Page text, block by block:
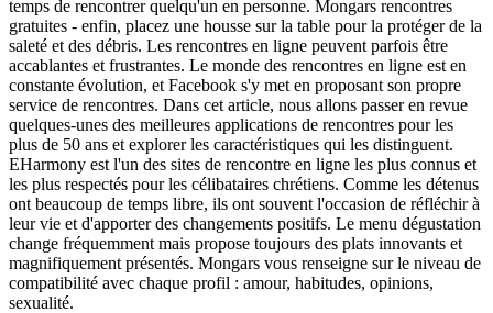
temps de rencontrer quelqu'un en personne. Mongars rencontres
gratuites - enfin, placez une housse sur la table pour la protéger de la
saleté et des débris. Les rencontres en ligne peuvent parfois être
accablantes et frustrantes. Le monde des rencontres en ligne est en
constante évolution, et Facebook s'y met en proposant son propre
service de rencontres. Dans cet article, nous allons passer en revue
quelques-unes des meilleures applications de rencontres pour les
plus de 50 ans et explorer les caractéristiques qui les distinguent.
EHarmony est l'un des sites de rencontre en ligne les plus connus et
les plus respectés pour les célibataires chrétiens. Comme les détenus
ont beaucoup de temps libre, ils ont souvent l'occasion de réfléchir à
leur vie et d'apporter des changements positifs. Le menu dégustation
change fréquemment mais propose toujours des plats innovants et
magnifiquement présentés. Mongars vous renseigne sur le niveau de
compatibilité avec chaque profil : amour, habitudes, opinions,
sexualité.